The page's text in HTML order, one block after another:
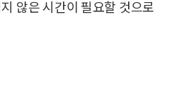
않은 시간이 필요할 것으로